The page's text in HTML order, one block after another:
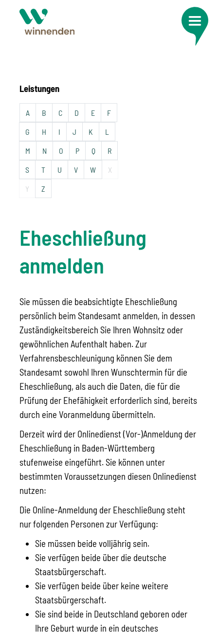
Leistungen
A B C D E F
G H I J K L
M N O P Q R
S T U V W X
Y Z
Eheschließung
anmelden
Sie müssen die beabsichtigte Eheschließung
persönlich beim Standesamt anmelden, in dessen
Zuständigkeitsbereich Sie Ihren Wohnsitz oder
gewöhnlichen Aufenthalt haben.Zur
Verfahrensbeschleunigung können Sie dem
Standesamt sowohl Ihren Wunschtermin für die
Eheschließung, als auch die Daten, die für die
Prüfung der Ehefähigkeit erforderlich sind, bereits
durch eine Voranmeldung übermitteln.
Derzeit wird der Onlinedienst (Vor-)Anmeldung der
Eheschließung in Baden-Württemberg
stufenweise eingeführt. Sie können unter
bestimmten Voraussetzungen diesen Onlinedienst
nutzen:
Die Online-Anmeldung der Eheschließung steht
nur folgenden Personen zur Verfügung:
Sie müssen beide volljährig sein.
Sie verfügen beide über die deutsche
Staatsbürgerschaft.
Sie verfügen beide über keine weitere
Staatsbürgerschaft.
Sie sind beide in Deutschland geboren oder
Ihre Geburt wurde in ein deutsches